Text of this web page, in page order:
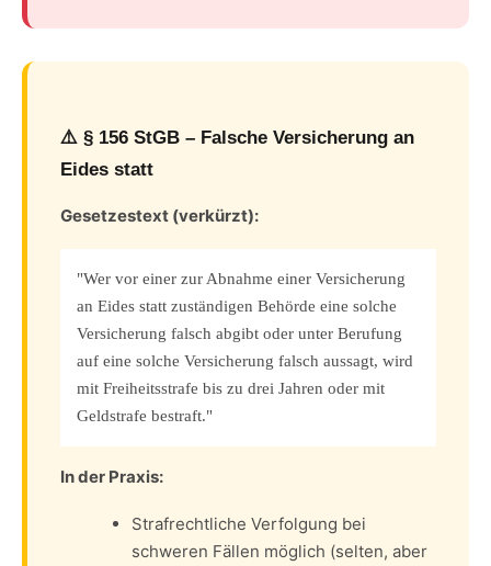
⚠️ § 156 StGB – Falsche Versicherung an
Eides statt
Gesetzestext (verkürzt):
"Wer vor einer zur Abnahme einer Versicherung
an Eides statt zuständigen Behörde eine solche
Versicherung falsch abgibt oder unter Berufung
auf eine solche Versicherung falsch aussagt, wird
mit Freiheitsstrafe bis zu drei Jahren oder mit
Geldstrafe bestraft."
In der Praxis:
Strafrechtliche Verfolgung bei
schweren Fällen möglich (selten, aber